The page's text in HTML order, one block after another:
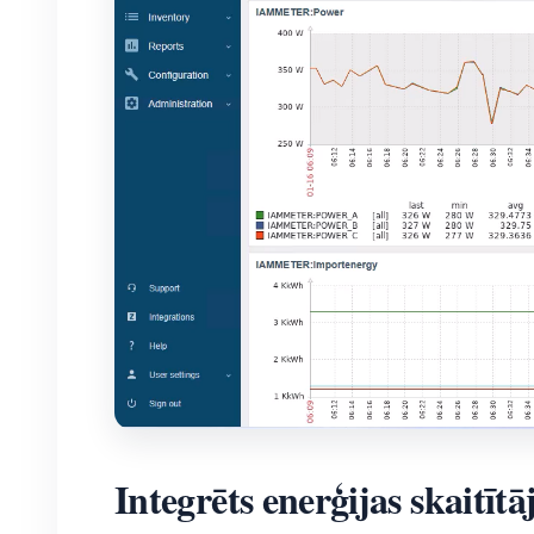
Integrēts enerģijas